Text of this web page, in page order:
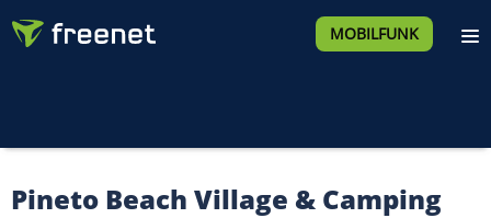
MOBILFUNK
Pineto Beach Village & Camping